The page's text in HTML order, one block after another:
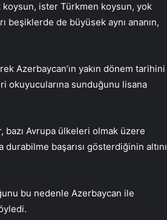
koysun, ister Türkmen koysun, yok
beşiklerde de büyüsek aynı ananın,
Azerbaycan’ın yakın dönem tarihini
okuyucularına sunduğunu lisana
bazı Avrupa ülkeleri olmak üzere
başarısı gösterdiğinin altını
bu nedenle Azerbaycan ile